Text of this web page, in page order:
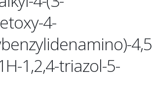
4-
1,2,4-triazol-5-